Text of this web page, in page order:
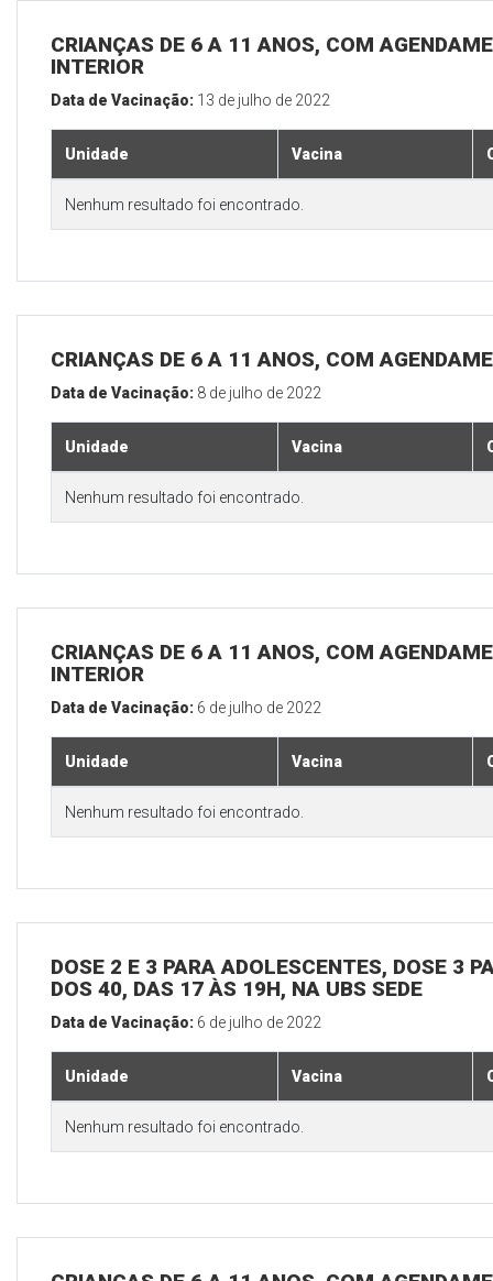
CRIANÇAS DE 6 A 11 ANOS, COM
INTERIOR
Data de Vacinação: 13 de julho de 2022
Unidade Vacina
Nenhum resultado foi encontrado.
CRIANÇAS DE 6 A 11 ANOS, COM
Data de Vacinação: 8 de julho de 2022
Unidade Vacina
Nenhum resultado foi encontrado.
CRIANÇAS DE 6 A 11 ANOS, COM
INTERIOR
Data de Vacinação: 6 de julho de 2022
Unidade Vacina
Nenhum resultado foi encontrado.
DOSE 2 E 3 PARA ADOLESCENTES, DOSE 3
DOS 40, DAS 17 ÀS 19H, NA UBS SEDE
Data de Vacinação: 6 de julho de 2022
Unidade Vacina
Nenhum resultado foi encontrado.